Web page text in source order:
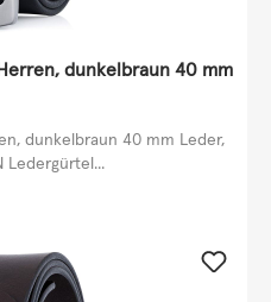
dunkelbraun 40 mm
dunkelbraun 40 mm Leder,
Ledergürtel...